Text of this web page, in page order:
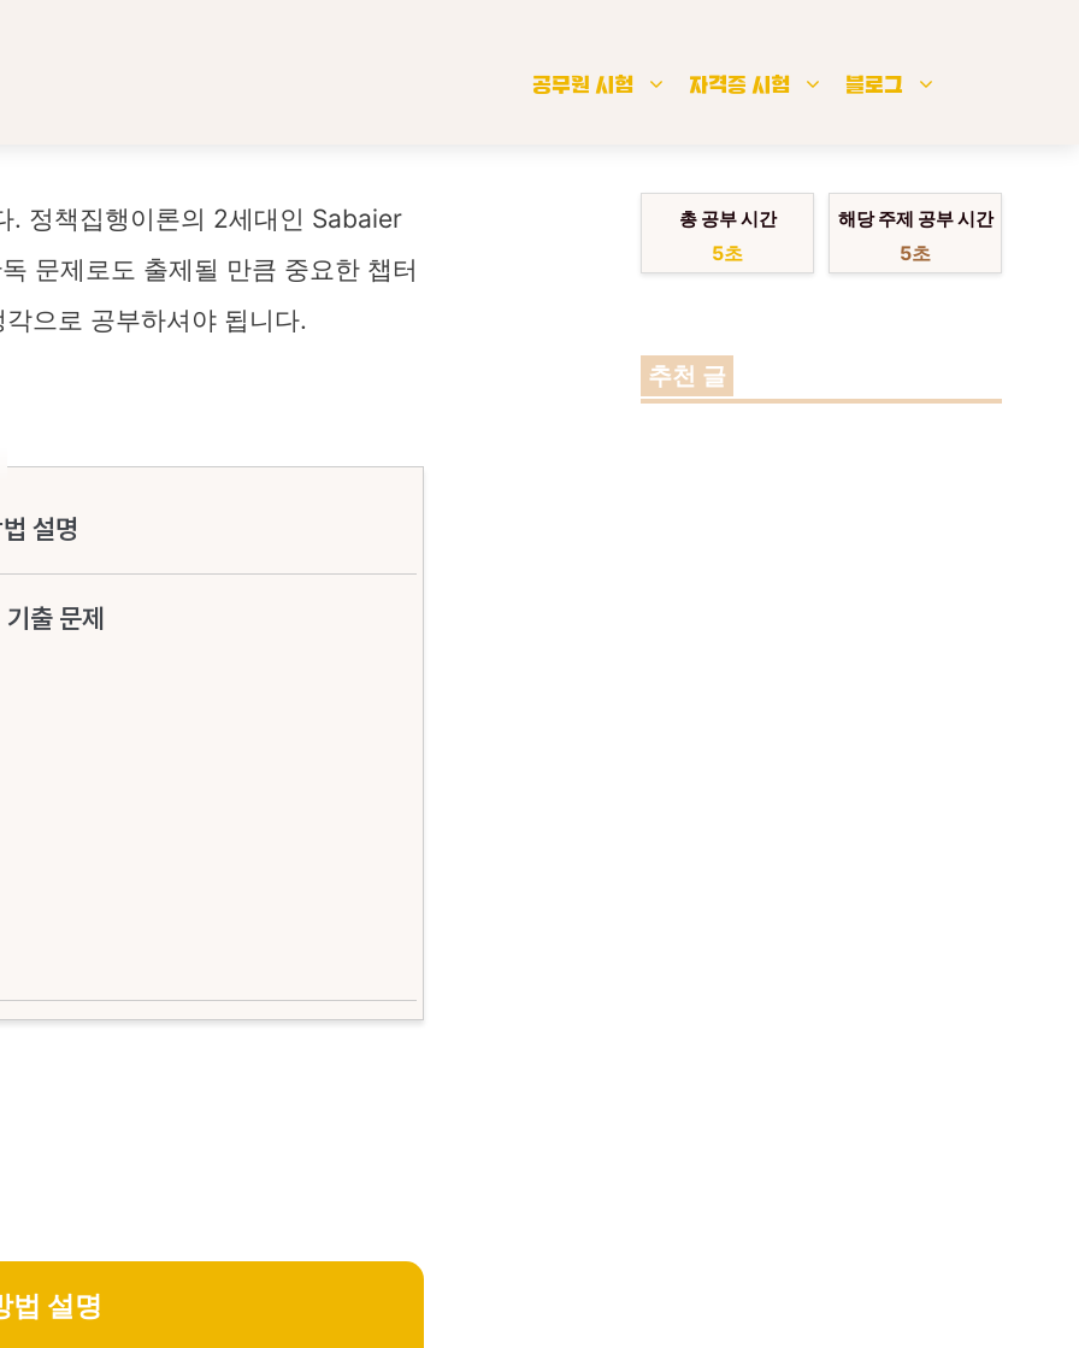
공무원 시험 자격증 시험 블로그
. 정책집행이론의 2세대인 Sabaier
문제로도 출제될 만큼 중요한 챕터
으로 공부하셔야 됩니다.
설명
출 문제
법 설명
총 공부 시간
6초
해당 주제 공부 시간
6초
추천 글